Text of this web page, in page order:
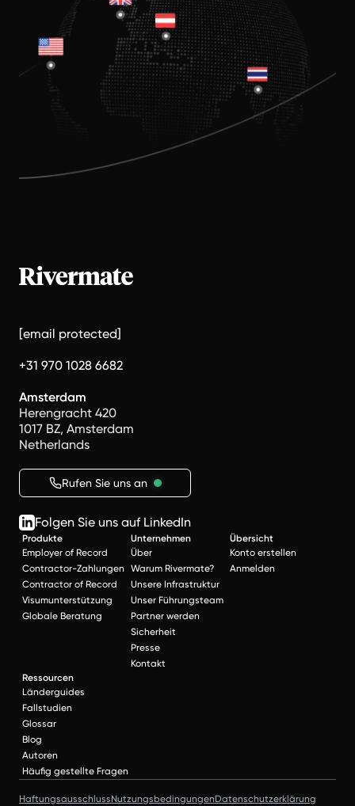
[email protected]
+31 970 1028 6682
Amsterdam
Herengracht 420
1017 BZ, Amsterdam
Netherlands
Rufen Sie uns an
Folgen Sie uns auf LinkedIn
Produkte
Employer of Record
Contractor-Zahlungen
Contractor of Record
Visumunterstützung
Globale Beratung
Unternehmen
Über
Warum Rivermate?
Unsere Infrastruktur
Unser Führungsteam
Partner werden
Sicherheit
Presse
Kontakt
Übersicht
Konto erstellen
Anmelden
Ressourcen
Länderguides
Fallstudien
Glossar
Blog
Autoren
Häufig gestellte Fragen
HaftungsausschlussNutzungsbedingungenDatenschutzerklärung